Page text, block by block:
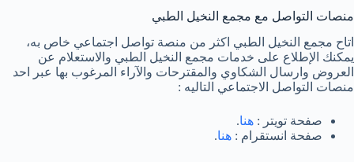
منصات التواصل مع مجمع النخيل الطبي
اتاح مجمع النخيل الطبي اكثر من منصة تواصل اجتماعي خاص به،
يمكنك الإطلاع على خدمات مجمع النخيل الطبي والاستعلام عن
العروض وارسال الشكاوي والمقترحات والآراء المرغوب بها عبر احد
منصات التواصل الاجتماعي التاليه :
صفحة تويتر : هنا.
صفحة انستقرام : هنا.